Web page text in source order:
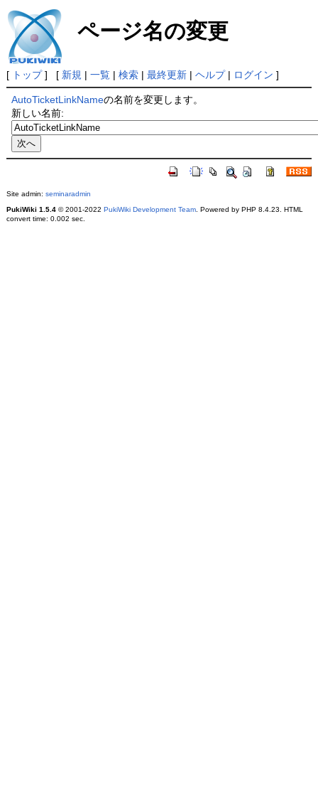
ページ名の変更
[ トップ] [ 新規 | 一覧| 検索| 最終更新| ヘルプ| ログイン ]
AutoTicketLinkNameの名前を変更します。
新しい名前:
Site admin: seminaradmin
PukiWiki 1.5.4© 2001-2022 PukiWiki Development Team. Powered by PHP 8.4.23. HTML
convert time: 0.002 sec.